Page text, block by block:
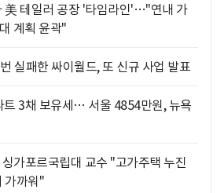
美 테일러 공장 '타임라인'…"연내 가
계획 윤곽"
실패한 싸이월드, 또 신규 사업 발표
트 3채 보유세… 서울 4854만원, 뉴욕
가포르국립대 교수 "고가주택 누진
가까워"